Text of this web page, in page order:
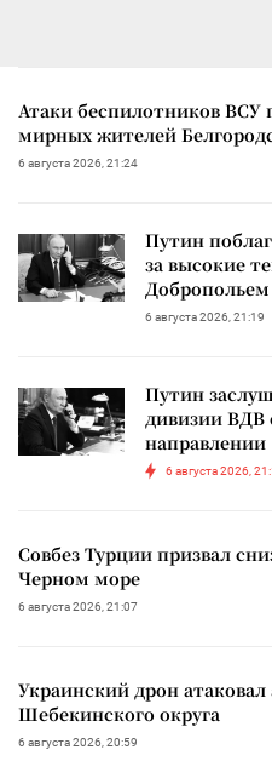
Атаки беспилотников ВСУ
мирных жителей
6 августа 2026, 21:24
Путин
за высокие
Добропольем
6 августа 2026, 21:19
Путин
дивизии ВДВ
направлении
6 августа 2026,
Совбез Турции призвал
Черном море
6 августа 2026, 21:07
Украинский дрон
Шебекинского округа
6 августа 2026, 20:59